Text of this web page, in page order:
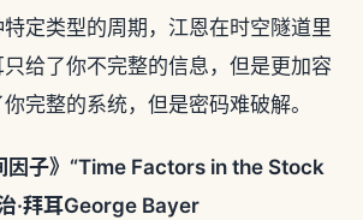
定类型的周期，江恩在时空隧道里
给了你不完整的信息，但是更加容
完整的系统，但是密码难破解。
因子》“Time Factors in the Stock
·拜耳George Bayer